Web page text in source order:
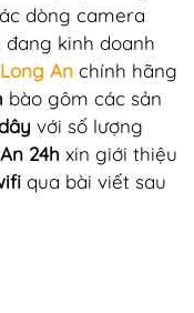
dòng camera
kinh doanh
An chính hãng
bào gôm các sản
với số lượng
24h xin giới thiệu
qua bài viết sau